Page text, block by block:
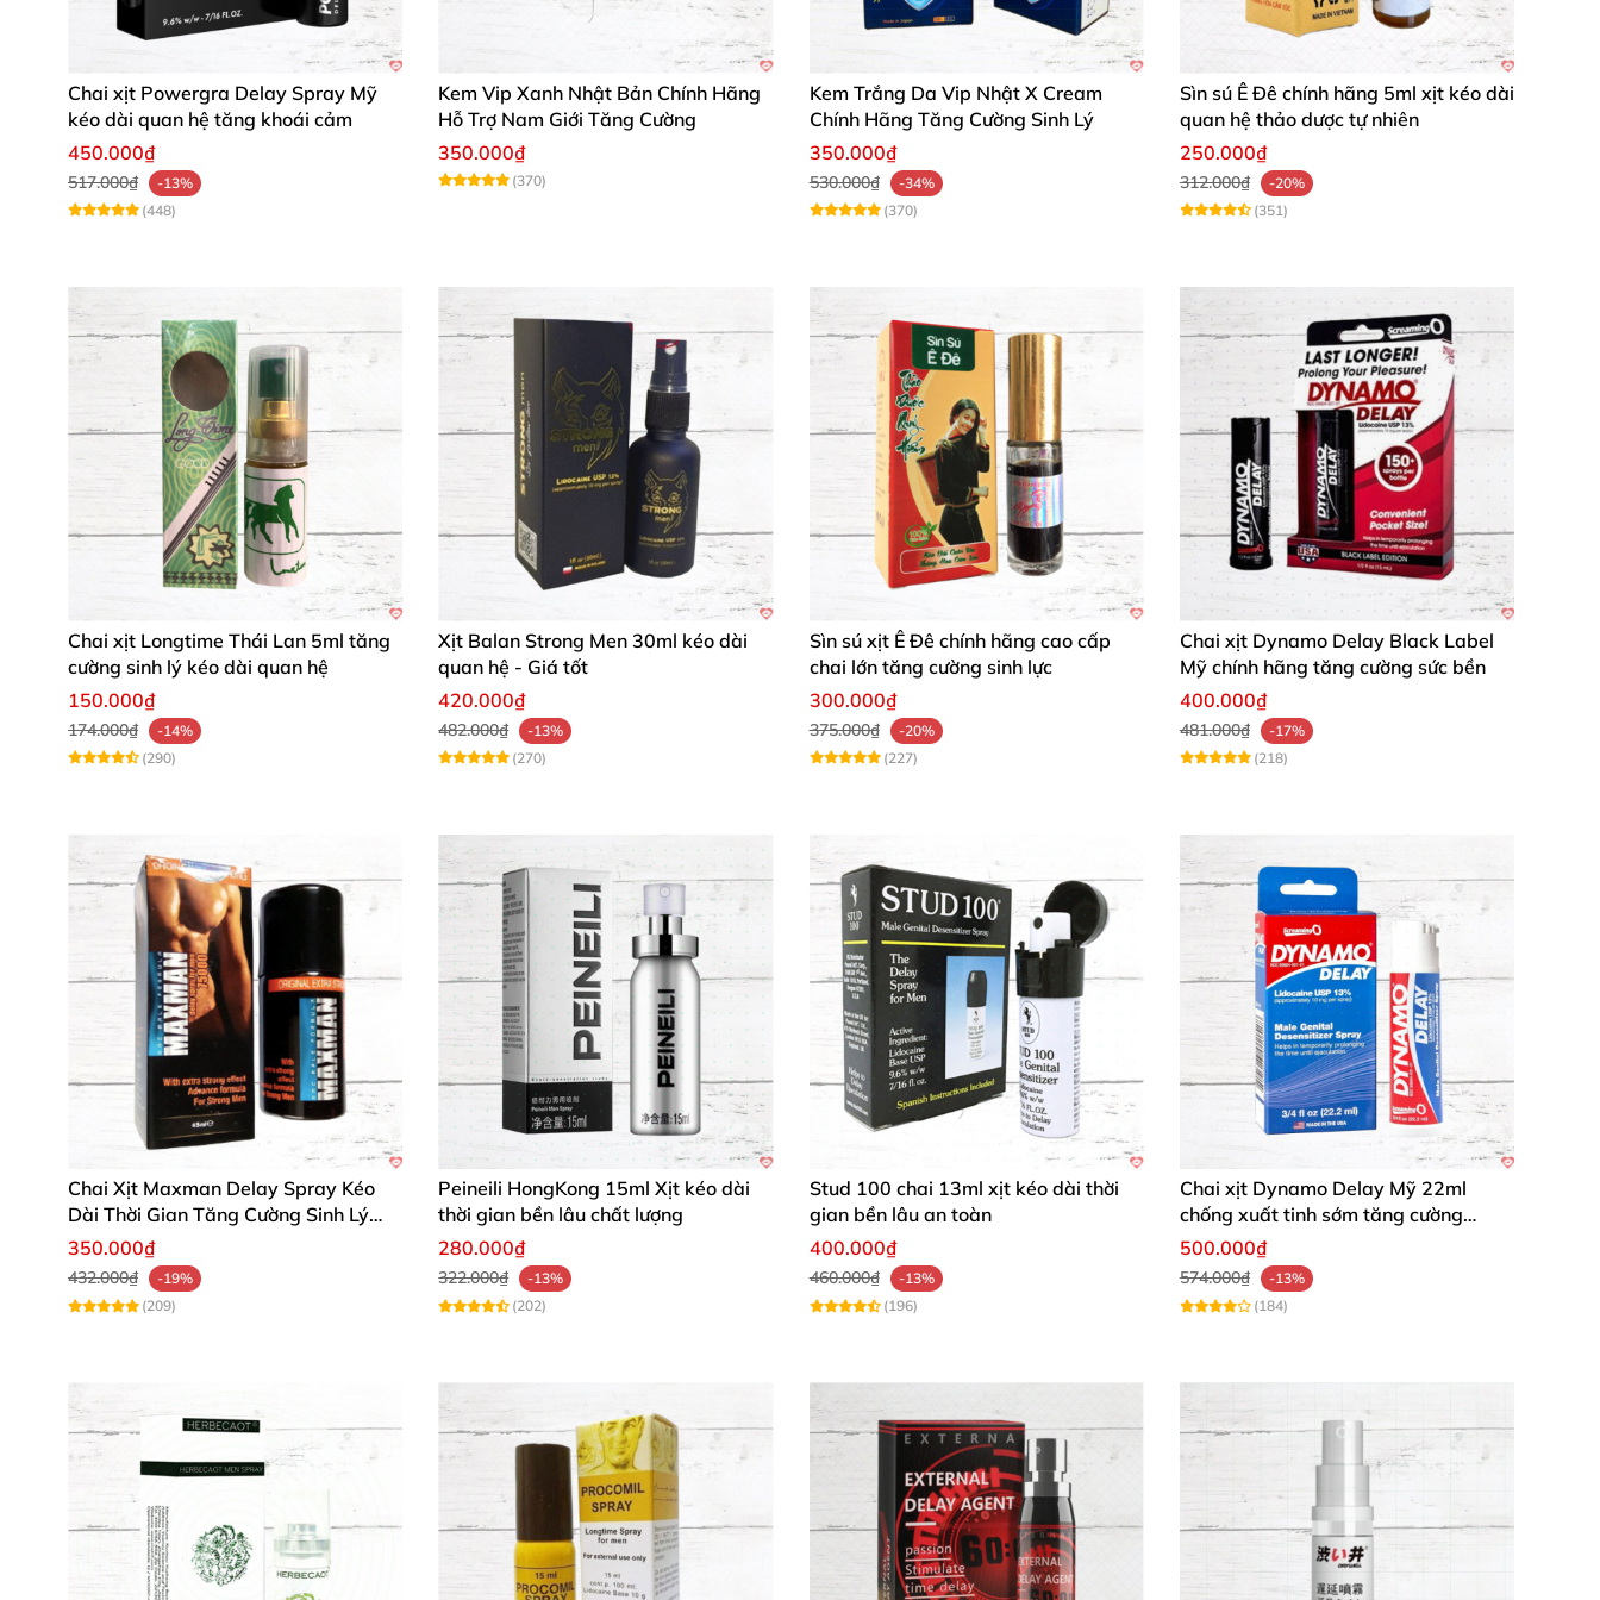
Chai xịt Powergra Delay Spray Mỹ
kéo dài quan hệ tăng khoái cảm
450.000₫
517.000₫
-13%
(448)
Kem Vip Xanh Nhật Bản Chính Hãng
Hỗ Trợ Nam Giới Tăng Cường
350.000₫
(370)
Kem Trắng Da Vip Nhật X Cream
Chính Hãng Tăng Cường Sinh Lý
350.000₫
530.000₫
-34%
(370)
Sìn sú Ê Đê chính hãng 5ml xịt kéo dài
quan hệ thảo dược tự nhiên
250.000₫
312.000₫
-20%
(351)
Chai xịt Longtime Thái Lan 5ml tăng
cường sinh lý kéo dài quan hệ
150.000₫
174.000₫
-14%
(290)
Xịt Balan Strong Men 30ml kéo dài
quan hệ - Giá tốt
420.000₫
482.000₫
-13%
(270)
Sìn sú xịt Ê Đê chính hãng cao cấp
chai lớn tăng cường sinh lực
300.000₫
375.000₫
-20%
(227)
Chai xịt Dynamo Delay Black Label
Mỹ chính hãng tăng cường sức bền
400.000₫
481.000₫
-17%
(218)
Chai Xịt Maxman Delay Spray Kéo
Dài Thời Gian Tăng Cường Sinh Lý
Nam
350.000₫
432.000₫
-19%
(209)
Peineili HongKong 15ml Xịt kéo dài
thời gian bền lâu chất lượng
280.000₫
322.000₫
-13%
(202)
Stud 100 chai 13ml xịt kéo dài thời
gian bền lâu an toàn
400.000₫
460.000₫
-13%
(196)
Chai xịt Dynamo Delay Mỹ 22ml
chống xuất tinh sớm tăng cường
phong độ
500.000₫
574.000₫
-13%
(184)